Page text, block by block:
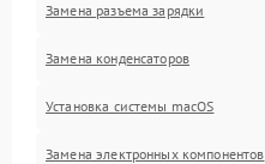
Замена разъема зарядки
Замена конденсаторов
Установка системы macOS
Замена электронных компонентов